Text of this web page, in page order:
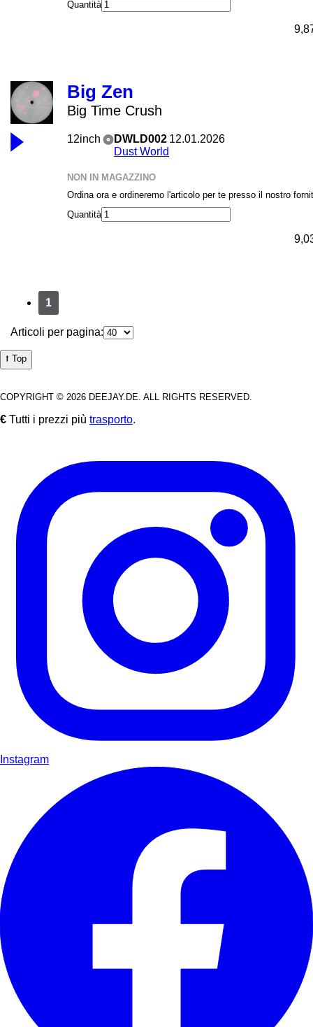
Quantità
Big Zen
Big Time Crush
12inch
DWLD002
Dust World
12.01.2026
NON IN MAGAZZINO
Ordina ora e ordineremo l'articolo per te presso il nostro
Quantità
1
Articoli per pagina:
⭡ Top
COPYRIGHT © 2026 DEEJAY.DE. ALL RIGHTS RESERVED.
€ Tutti i prezzi più trasporto.
Instagram